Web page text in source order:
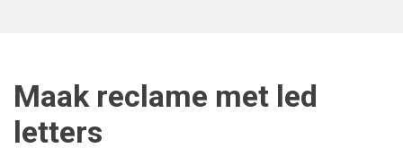
Maak reclame met led
letters